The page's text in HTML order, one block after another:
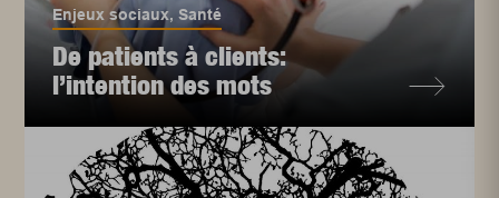
Enjeux sociaux,Santé
De patients à clients:
l’intention des mots